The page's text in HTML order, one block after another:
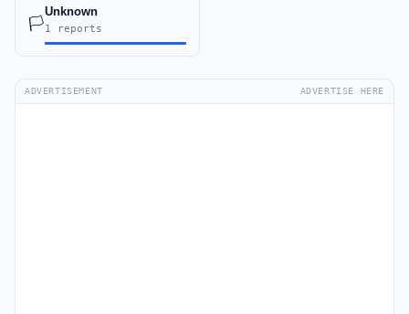
🏳️
Unknown
1 reports
ADVERTISEMENT ADVERTISE HERE